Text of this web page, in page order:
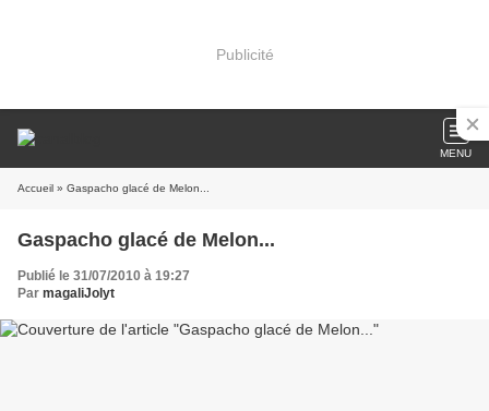
Publicité
MENU
Accueil » Gaspacho glacé de Melon...
Gaspacho glacé de Melon...
Publié le 31/07/2010 à 19:27
Par magaliJolyt